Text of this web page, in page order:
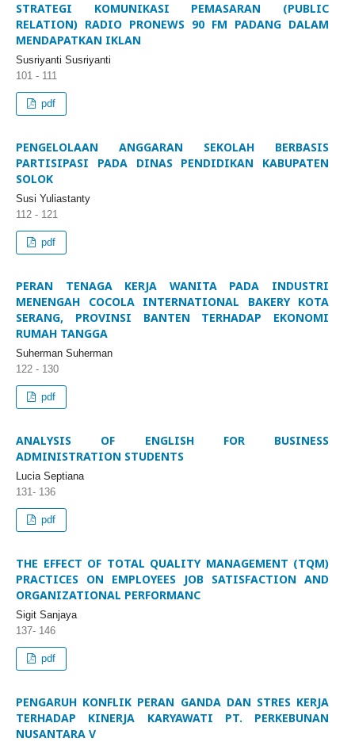
STRATEGI KOMUNIKASI PEMASARAN (PUBLIC
RELATION) RADIO PRONEWS 90 FM PADANG DALAM
MENDAPATKAN IKLAN
Susriyanti Susriyanti
101 - 111
pdf
PENGELOLAAN ANGGARAN SEKOLAH BERBASIS
PARTISIPASI PADA DINAS PENDIDIKAN KABUPATEN
SOLOK
Susi Yuliastanty
112 - 121
pdf
PERAN TENAGA KERJA WANITA PADA INDUSTRI
MENENGAH COCOLA INTERNATIONAL BAKERY KOTA
SERANG, PROVINSI BANTEN TERHADAP EKONOMI
RUMAH TANGGA
Suherman Suherman
122 - 130
pdf
ANALYSIS OF ENGLISH FOR BUSINESS
ADMINISTRATION STUDENTS
Lucia Septiana
131- 136
pdf
THE EFFECT OF TOTAL QUALITY MANAGEMENT (TQM)
PRACTICES ON EMPLOYEES JOB SATISFACTION AND
ORGANIZATIONAL PERFORMANC
Sigit Sanjaya
137- 146
pdf
PENGARUH KONFLIK PERAN GANDA DAN STRES KERJA
TERHADAP KINERJA KARYAWATI PT. PERKEBUNAN
NUSANTARA V